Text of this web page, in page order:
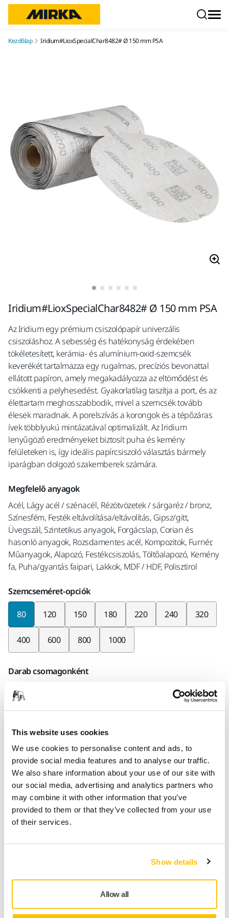
This website uses cookies
We use cookies to personalise content and ads, to
provide social media features and to analyse our traffic.
We also share information about your use of our site with
our social media, advertising and analytics partners who
may combine it with other information that you’ve
provided to them or that they’ve collected from your use
of their services.
Show details
Allow all
Kezdőlap Iridium#LioxSpecialChar8482# Ø 150 mm PSA
Iridium#LioxSpecialChar8482# Ø 150 mm PSA
Az Iridium egy prémium csiszolópapír univerzális
csiszoláshoz. A sebesség és hatékonyság érdekében
tökéletesített, kerámia- és alumínium-oxid-szemcsék
keverékét tartalmazza egy rugalmas, precíziós bevonattal
ellátott papíron, amely megakadályozza az eltömődést és
csökkenti a pelyhesedést. Gyakorlatilag taszítja a port, és az
élettartam meghosszabbodik, mivel a szemcsék tovább
élesek maradnak. A porelszívás a korongok és a tépőzáras
ívek többlyukú mintázatával optimalizált. Az Iridium
lenyűgöző eredményeket biztosít puha és kemény
felületeken is, így ideális papírcsiszoló választás bármely
iparágban dolgozó szakemberek számára.
Megfelelő anyagok
Acél, Lágy acél / szénacél, Rézötvözetek / sárgaréz / bronz,
Színesfém, Festék eltávolítása/eltávolítás, Gipsz/gitt,
Üvegszál, Szintetikus anyagok, Forgácslap, Corian és
hasonló anyagok, Rozsdamentes acél, Kompozitok, Furnér,
Műanyagok, Alapozó, Festékcsiszolás, Töltőalapozó, Kemény
fa, Puha/gyantás faipari, Lakkok, MDF / HDF, Polisztirol
Szemcseméret-opciók
80 120 150 180 220 240 320
400 600 800 1000
Darab csomagonként
x100 darab
2434209980
Termékinformációk
Műszaki részletek Letöltések
tökéletesített, kerámia- és alumínium-oxid-szemcsék
ellátott papíron, amely megakadályozza az eltömődést és
csökkenti a pelyhesedést. Gyakorlatilag taszítja a port, és az
élettartam meghosszabbodik, mivel a szemcsék tovább